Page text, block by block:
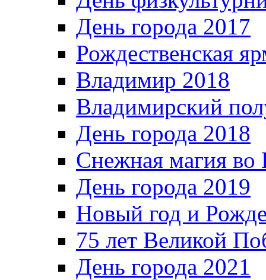
День города 2017
Рождественская
Владимир 2018
Владимирский
День города 2018
Снежная магия во
День города 2019
Новый год и
75 лет Великой
День города 2021